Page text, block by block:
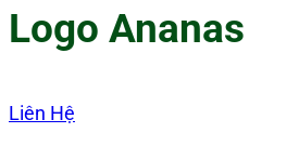
Logo Ananas
Liên Hệ